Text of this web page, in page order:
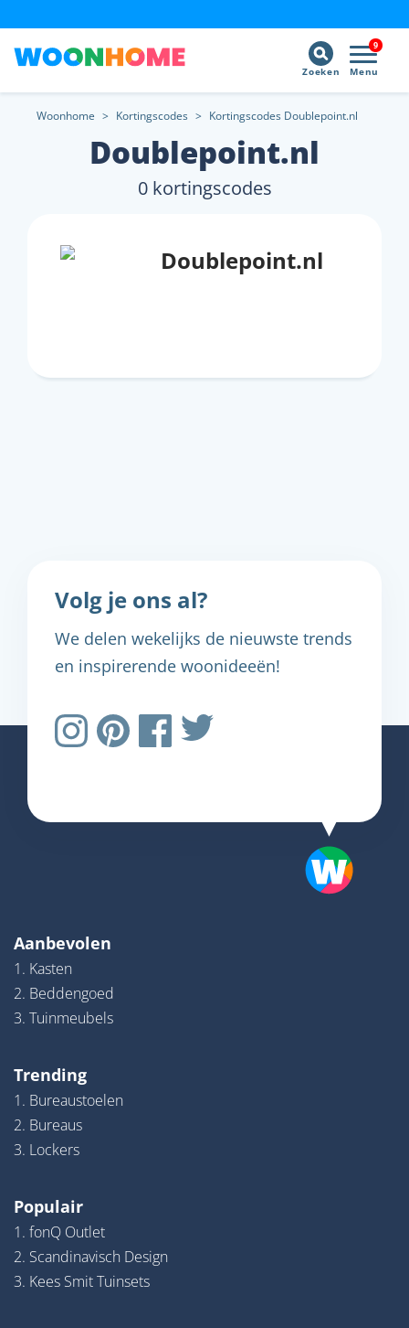
9
Menu
Zoeken
Woonhome > Kortingscodes > Kortingscodes Doublepoint.nl
Doublepoint.nl
0 kortingscodes
Doublepoint.nl
Volg je ons al?
We delen wekelijks de nieuwste trends
en inspirerende woonideeën!
Aanbevolen
1. Kasten
2. Beddengoed
3. Tuinmeubels
Trending
1. Bureaustoelen
2. Bureaus
3. Lockers
Populair
1. fonQ Outlet
2. Scandinavisch Design
3. Kees Smit Tuinsets